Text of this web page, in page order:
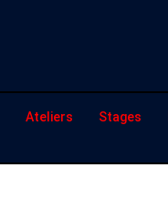
Ateliers Stages